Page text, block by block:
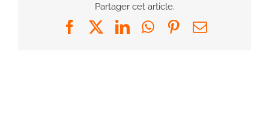
Partager cet article.
FacebookLinkedInWhatsApp
Pinterest
Email